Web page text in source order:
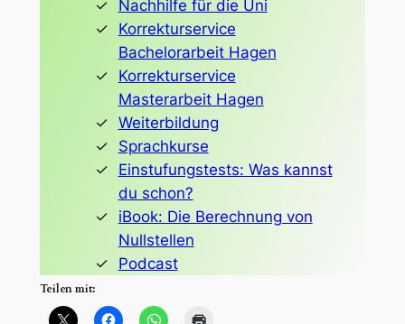
Nachhilfe für die Uni
Korrekturservice
Bachelorarbeit Hagen
Korrekturservice
Masterarbeit Hagen
Weiterbildung
Sprachkurse
Einstufungstests: Was kannst
du schon?
iBook: Die Berechnung von
Nullstellen
Podcast
Teilen mit: